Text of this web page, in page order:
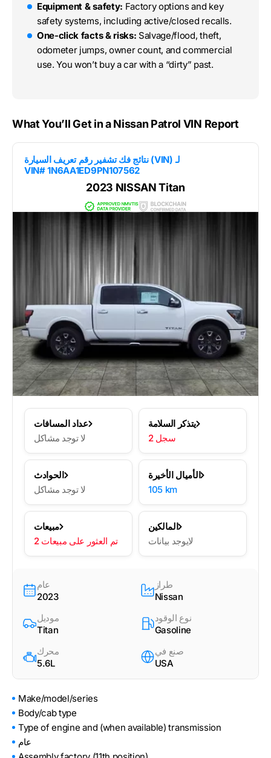
Equipment & safety: Factory options and key
safety systems, including active/closed recalls.
One-click facts & risks: Salvage/flood, theft,
odometer jumps, owner count, and commercial
use. You won’t buy a car with a “dirty” past.
What You’ll Get in a Nissan Patrol VIN Report
نتائج فك تشفير رقم تعريف السيارة (VIN) لـ
VIN# 1N6AA1ED9PN107562
2023 NISSAN Titan
عداد المسافات
لا توجد مشاكل
يتذكر السلامة
2 سجل
الحوادث
لا توجد مشاكل
الأميال الأخيرة
105 km
مبيعات
2 تم العثور على مبيعات
المالكين
لايوجد بيانات
عام
2023
طراز
Nissan
موديل
Titan
نوع الوقود
Gasoline
محرك
5.6L
صنع في
USA
Make/model/series
Body/cab type
Type of engine and (when available) transmission
عام